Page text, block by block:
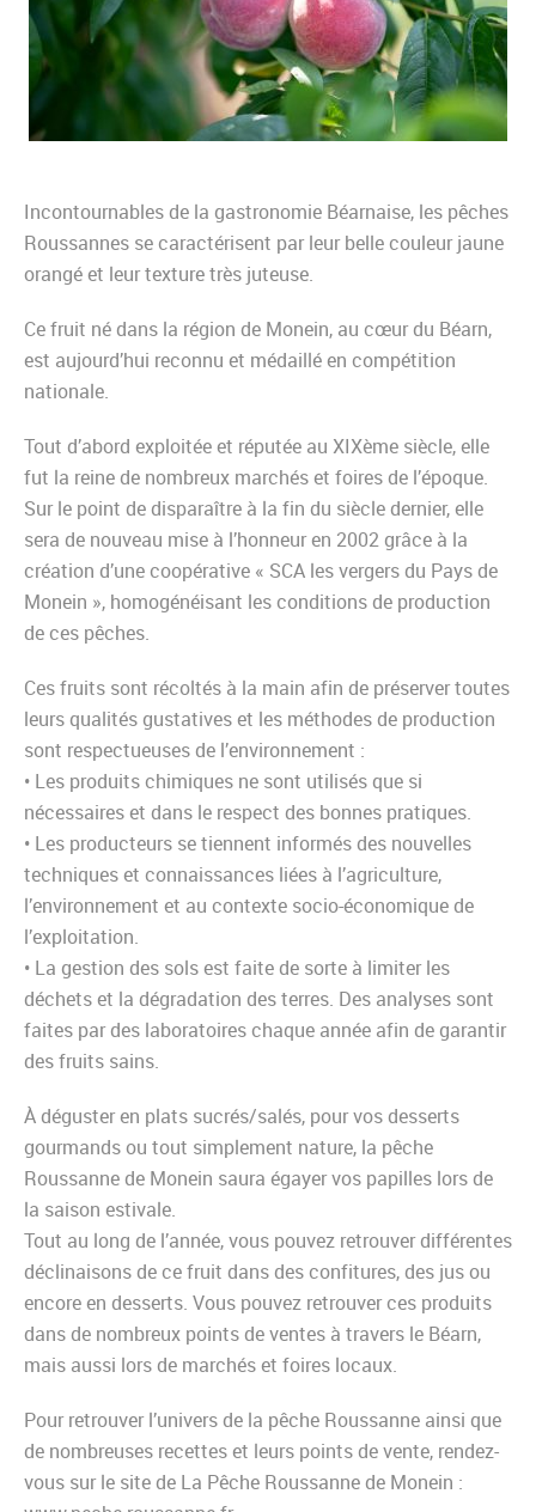
Incontournables de la gastronomie Béarnaise, les pêches
Roussannes se caractérisent par leur belle couleur jaune
orangé et leur texture très juteuse.
Ce fruit né dans la région de Monein, au cœur du Béarn,
est aujourd’hui reconnu et médaillé en compétition
nationale.
Tout d’abord exploitée et réputée au XIXème siècle, elle
fut la reine de nombreux marchés et foires de l’époque.
Sur le point de disparaître à la fin du siècle dernier, elle
sera de nouveau mise à l’honneur en 2002 grâce à la
création d’une coopérative « SCA les vergers du Pays de
Monein », homogénéisant les conditions de production
de ces pêches.
Ces fruits sont récoltés à la main afin de préserver toutes
leurs qualités gustatives et les méthodes de production
sont respectueuses de l’environnement :
• Les produits chimiques ne sont utilisés que si
nécessaires et dans le respect des bonnes pratiques.
• Les producteurs se tiennent informés des nouvelles
techniques et connaissances liées à l’agriculture,
l’environnement et au contexte socio-économique de
l’exploitation.
• La gestion des sols est faite de sorte à limiter les
déchets et la dégradation des terres. Des analyses sont
faites par des laboratoires chaque année afin de garantir
des fruits sains.
À déguster en plats sucrés/salés, pour vos desserts
gourmands ou tout simplement nature, la pêche
Roussanne de Monein saura égayer vos papilles lors de
la saison estivale.
Tout au long de l’année, vous pouvez retrouver différentes
déclinaisons de ce fruit dans des confitures, des jus ou
encore en desserts. Vous pouvez retrouver ces produits
dans de nombreux points de ventes à travers le Béarn,
mais aussi lors de marchés et foires locaux.
Pour retrouver l’univers de la pêche Roussanne ainsi que
de nombreuses recettes et leurs points de vente, rendez-
vous sur le site de La Pêche Roussanne de Monein :